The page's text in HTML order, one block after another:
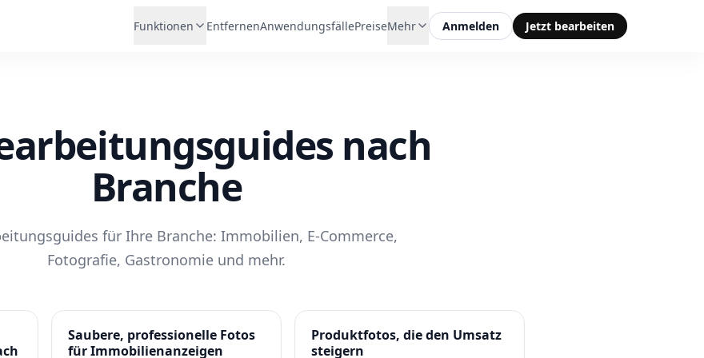
Funktionen EntfernenAnwendungsfällePreiseMehr Anmelden Jetzt bearbeiten
nach
Branche
für Ihre Branche: Immobilien, E-Commerce,
Fotografie, Gastronomie und mehr.
Saubere, professionelle Fotos
für Immobilienanzeigen
Produktfotos, die den Umsatz
steigern